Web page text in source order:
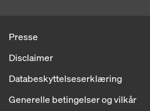
Presse
Disclaimer
Databeskyttelseserklæring
Generelle betingelser og vilkår